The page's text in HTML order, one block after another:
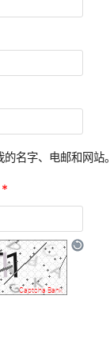
名字、电邮和网站。
*